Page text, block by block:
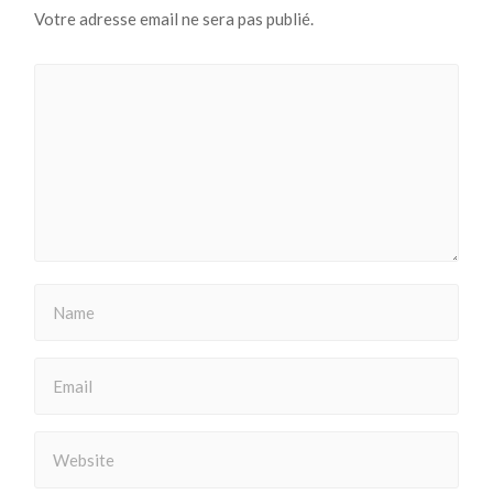
Votre adresse email ne sera pas publié.